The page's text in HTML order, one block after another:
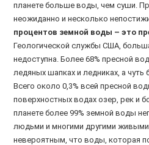
планете больше воды, чем суши.
неожиданно и несколько
процентов земной воды – это
Геологической службы США,
недоступна. Более 68% пресной
ледяных шапках и ледниках, а чуть
Всего около 0,3% всей пресной
поверхностных водах озер, рек и
планете более 99% земной воды
людьми и многими другими
невероятным, что воды, которая